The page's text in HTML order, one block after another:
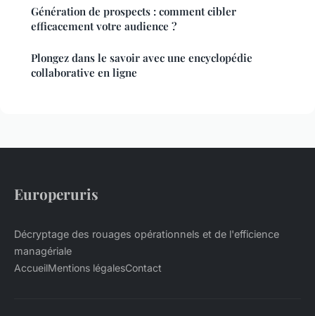
Génération de prospects : comment cibler
efficacement votre audience ?
Plongez dans le savoir avec une encyclopédie
collaborative en ligne
Europeruris
Décryptage des rouages opérationnels et de l'efficience
managériale
AccueilMentions légalesContact